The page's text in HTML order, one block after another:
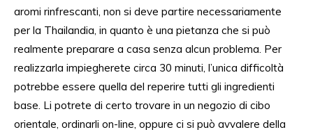
aromi rinfrescanti, non si deve partire necessariamente
per la Thailandia, in quanto è una pietanza che si può
realmente preparare a casa senza alcun problema . Per
realizzarla impiegherete circa 30 minuti, l’unica difficoltà
potrebbe essere quella del reperire tutti gli ingredienti
base. Li potrete di certo trovare in un negozio di cibo
orientale, ordinarli on-line, oppure ci si può avvalere della